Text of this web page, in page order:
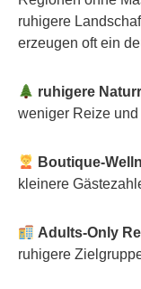
ruhigere
erzeugen oft ein
ruhigere
weniger Reize
Boutique-
kleinere
Adults-Only
ruhigere